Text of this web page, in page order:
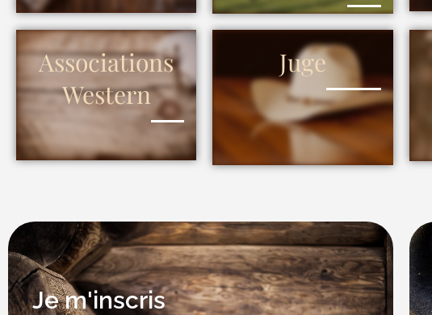
Associations
Western
Juge
Je m'inscris